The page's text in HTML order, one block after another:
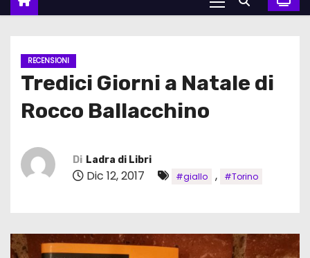
RECENSIONI
Tredici Giorni a Natale di
Rocco Ballacchino
Di Ladra di Libri
Dic 12, 2017 #giallo , #Torino